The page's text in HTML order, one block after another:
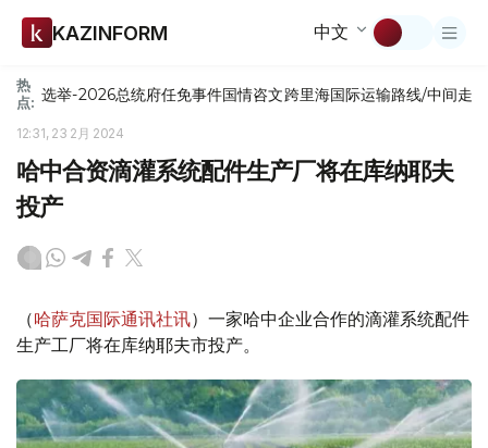
KAZINFORM 中文
热
点: 选举-2026总统府任免事件国情咨文跨里海国际运输路线/中间走廊
12:31, 23 2月 2024
哈中合资滴灌系统配件生产厂将在库纳耶夫
投产
（哈萨克国际通讯社讯）一家哈中企业合作的滴灌系统配件
生产工厂将在库纳耶夫市投产。